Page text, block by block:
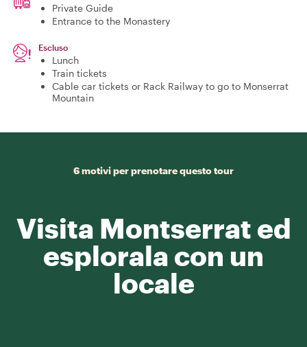
Private Guide
Entrance to the Monastery
Escluso
Lunch
Train tickets
Cable car tickets or Rack Railway to go to Monserrat
Mountain
6 motivi per prenotare questo tour
Visita Montserrat ed
esplorala con un
locale